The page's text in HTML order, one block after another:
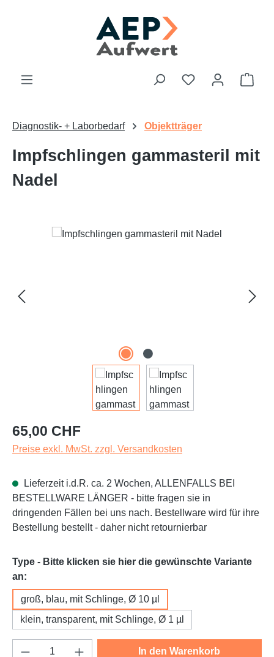
Du hast 0
Diagnostik- + Laborbedarf Objektträger
Impfschlingen gammasteril mit
Nadel
Bildergalerie überspringen
Regulärer Preis:
65,00 CHF
Preise exkl. MwSt. zzgl. Versandkosten
Lieferzeit i.d.R. ca. 2 Wochen, ALLENFALLS BEI
BESTELLWARE LÄNGER - bitte fragen sie in
dringenden Fällen bei uns nach. Bestellware wird für ihre
Bestellung bestellt - daher nicht retournierbar
Type - Bitte klicken sie hier die gewünschte Variante
an:
groß, blau, mit Schlinge, Ø 10 µl
klein, transparent, mit Schlinge, Ø 1 µl
Produkt Anzahl: Gib den gewünschten
In den Warenkorb